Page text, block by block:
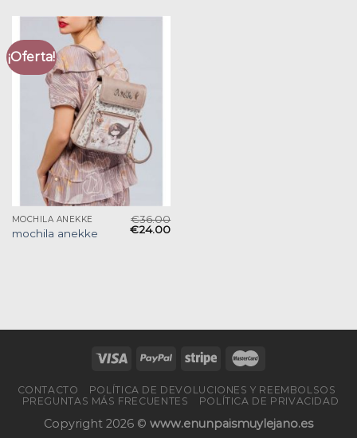
¡Oferta!
MOCHILA ANEKKE
mochila anekke
€36.00
€24.00
CONTACTO
POLÍTICA DE DEVOLUCIONES Y REEMBOLSOS
PREGUNTAS MÁS FRECUENTES
POLÍTICA DE PRIVACIDAD
Copyright 2026 © www.enunpaismuylejano.es